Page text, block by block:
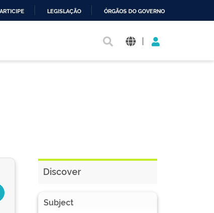
LEGISLAÇÃO ÓRGÃOS DO GOVERNO
|
Discover
Subject